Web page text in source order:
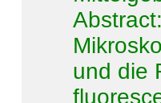
Abstract:
und die